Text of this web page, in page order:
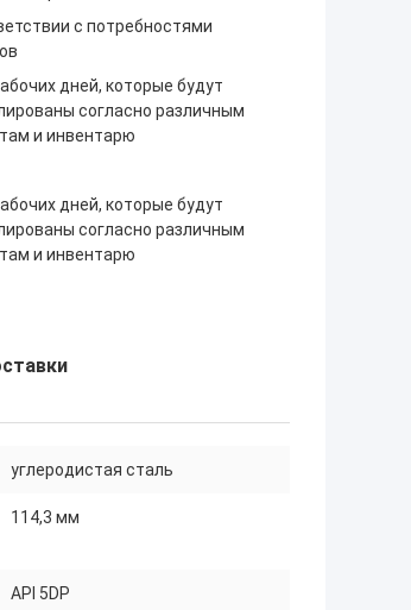
с потребностями
дней, которые будут
согласно различным
и инвентарю
дней, которые будут
согласно различным
и инвентарю
углеродистая сталь
114,3 мм
API 5DP